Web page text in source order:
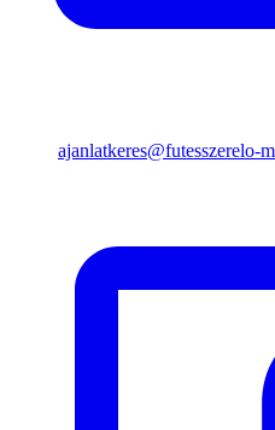
ajanlatkeres@futesszerelo-